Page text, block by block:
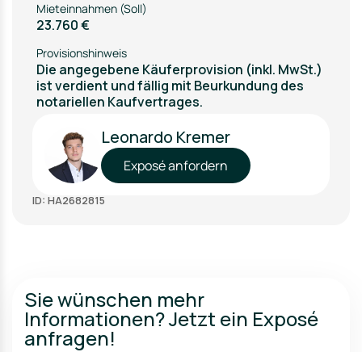
Mieteinnahmen (Soll)
23.760 €
Provisionshinweis
Die angegebene Käuferprovision (inkl. MwSt.)
ist verdient und fällig mit Beurkundung des
notariellen Kaufvertrages.
Leonardo Kremer
Exposé anfordern
ID: HA2682815
Sie wünschen mehr
Informationen? Jetzt ein Exposé
anfragen!